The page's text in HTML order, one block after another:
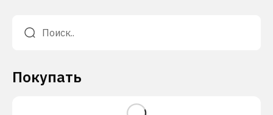
Покупать